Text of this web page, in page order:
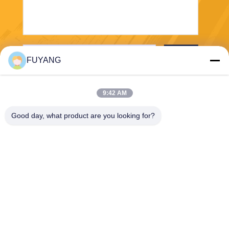
FUYANG
9:42 AM
Good day, what product are you looking for?